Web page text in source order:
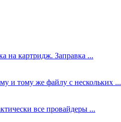
на картридж. Заправка ...
и тому же файлу с нескольких ...
все провайдеры ...